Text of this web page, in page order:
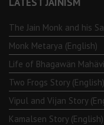
The Jain Monk and his
Monk Metarya (English)
Life of Bhagawän
Two Frogs Story (English)
Vipul and Vijan Story
Kamalsen Story (English)